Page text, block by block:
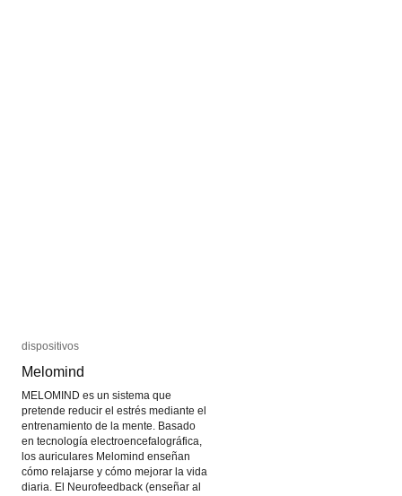
dispositivos
Melomind
MELOMIND es un sistema que
pretende reducir el estrés mediante el
entrenamiento de la mente. Basado
en tecnología electroencefalográfica,
los auriculares Melomind enseñan
cómo relajarse y cómo mejorar la vida
diaria. El Neurofeedback (enseñar al
dispositivos
Melomind